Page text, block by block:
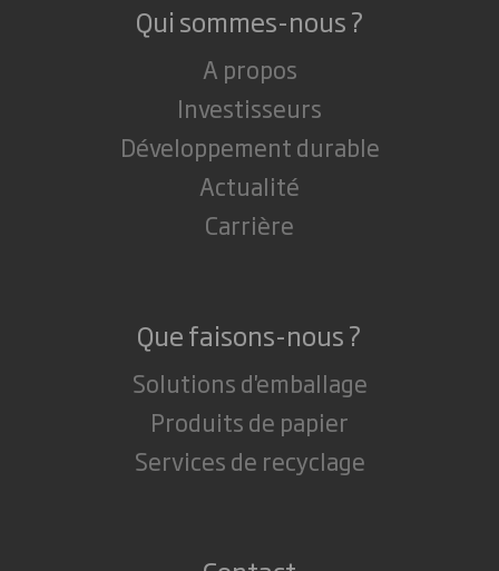
Qui sommes-nous ?
A propos
Investisseurs
Développement durable
Actualité
Carrière
Que faisons-nous ?
Solutions d'emballage
Produits de papier
Services de recyclage